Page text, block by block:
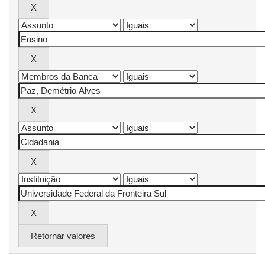
Retornar valores